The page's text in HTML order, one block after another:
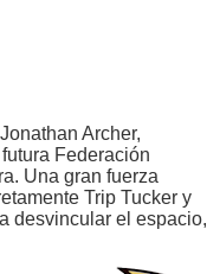
Archer,
Federación
Una gran fuerza
Trip Tucker y
desvincular el espacio,